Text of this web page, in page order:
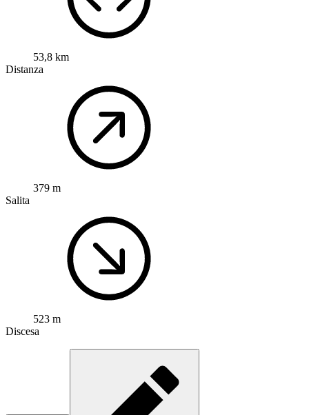
53,8 km
Distanza
379 m
Salita
523 m
Discesa